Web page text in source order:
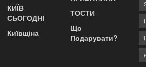
КИЇВ
СЬОГОДНІ
Київщіна
ТОСТИ
Що
Подарувати?